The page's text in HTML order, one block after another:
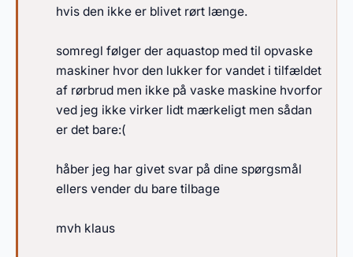
hvis den ikke er blivet rørt længe.
somregl følger der aquastop med til opvaske
maskiner hvor den lukker for vandet i tilfældet
af rørbrud men ikke på vaske maskine hvorfor
ved jeg ikke virker lidt mærkeligt men sådan
er det bare:(
håber jeg har givet svar på dine spørgsmål
ellers vender du bare tilbage
mvh klaus